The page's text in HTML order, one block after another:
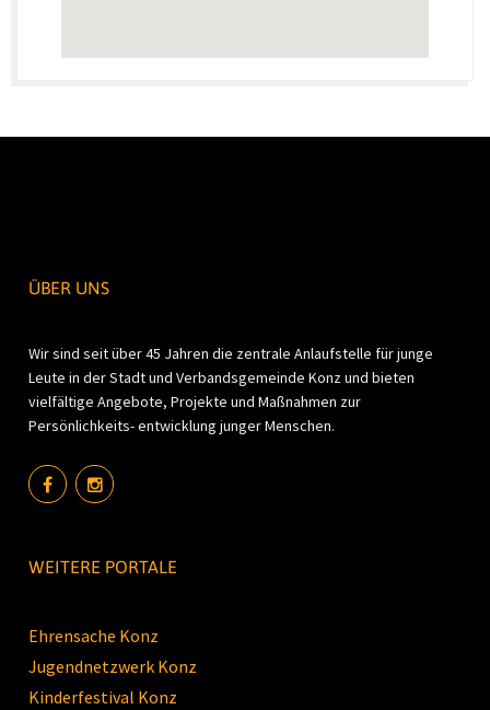
ÜBER UNS
Wir sind seit über 45 Jahren die zentrale Anlaufstelle für junge
Leute in der Stadt und Verbandsgemeinde Konz und bieten
vielfältige Angebote, Projekte und Maßnahmen zur
Persönlichkeits- entwicklung junger Menschen.
WEITERE PORTALE
Ehrensache Konz
Jugendnetzwerk Konz
Kinderfestival Konz